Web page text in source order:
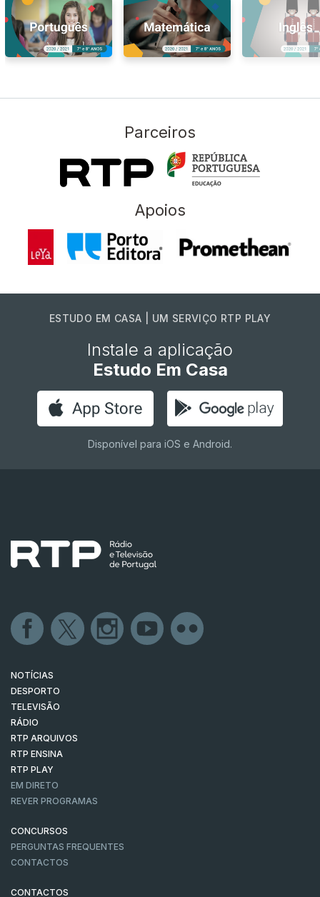
Parceiros
Apoios
ESTUDO EM CASA | UM SERVIÇO RTP PLAY
Instale a aplicação
Estudo Em Casa
Disponível para iOS e Android.
NOTÍCIAS
DESPORTO
TELEVISÃO
RÁDIO
RTP ARQUIVOS
RTP ENSINA
RTP PLAY
EM DIRETO
REVER PROGRAMAS
CONCURSOS
PERGUNTAS FREQUENTES
CONTACTOS
CONTACTOS